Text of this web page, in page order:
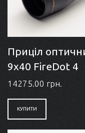
Приціл
9x40 FireDot 4
14275.00 грн.
КУПИТИ